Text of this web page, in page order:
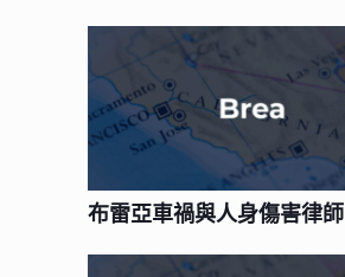
布雷亞車禍與人身傷害律師